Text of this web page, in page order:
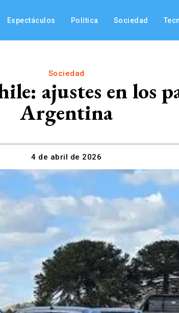
Espectáculos Política Sociedad
Sociedad
ajustes en los
Argentina
4 de abril de 2026